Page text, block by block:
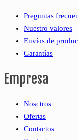
Preguntas
Nuestro valores
Envíos de
Garantías
Empresa
Nosotros
Ofertas
Contactos